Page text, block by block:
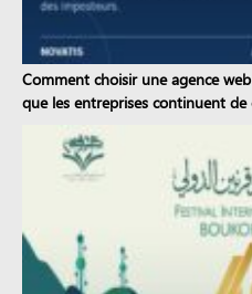
Comment choisir une agence
que les entreprises continuent